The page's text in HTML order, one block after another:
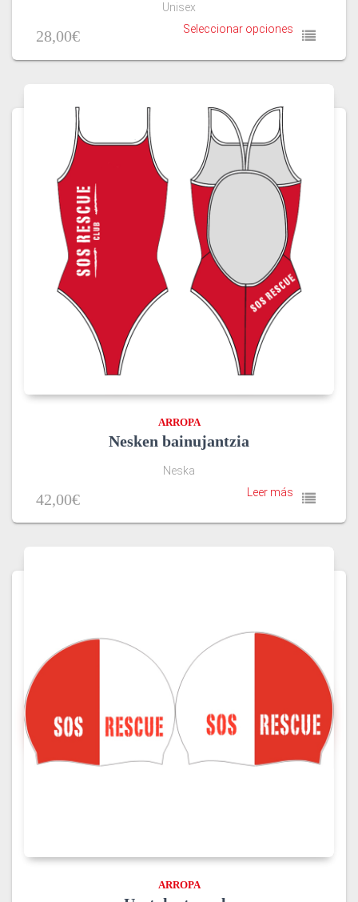
Unisex
28,00€ Seleccionar opciones
ARROPA
Nesken bainujantzia
Neska
42,00€ Leer más
ARROPA